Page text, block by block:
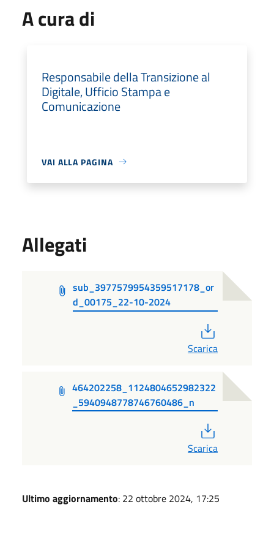
A cura di
Responsabile della Transizione al
Digitale, Ufficio Stampa e
Comunicazione
VAI ALLA PAGINA
Allegati
sub_3977579954359517178_or
d_00175_22-10-2024
Scarica
464202258_1124804652982322
_5940948778746760486_n
Scarica
Ultimo aggiornamento: 22 ottobre 2024, 17:25